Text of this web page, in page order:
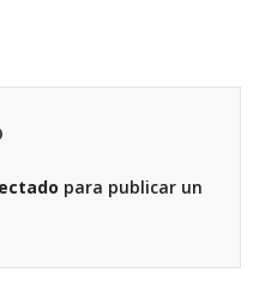
para publicar un